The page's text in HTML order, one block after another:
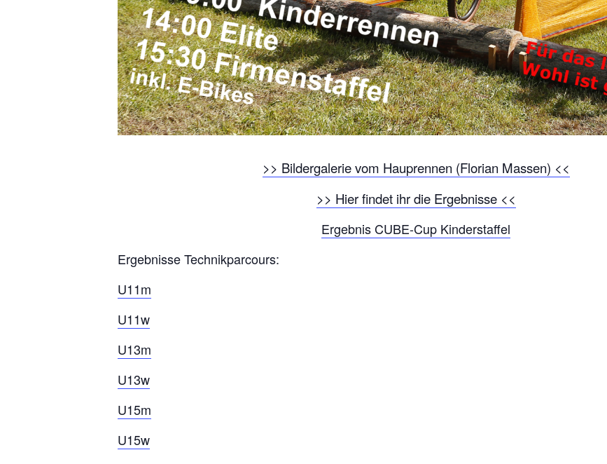
>> Bildergalerie vom Hauprennen (Florian Massen) <<
>> Hier findet ihr die Ergebnisse <<
Ergebnis CUBE-Cup Kinderstaffel
Ergebnisse Technikparcours:
U11m
U11w
U13m
U13w
U15m
U15w